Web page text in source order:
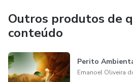
Outros produtos de
conteúdo
Perito